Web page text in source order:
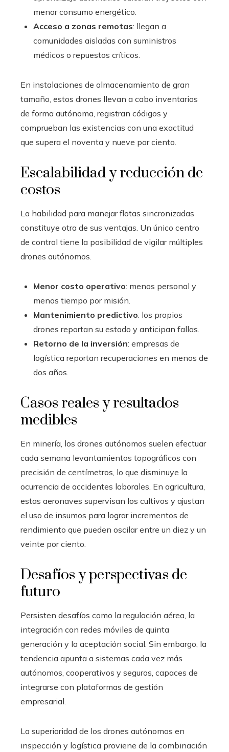
menor consumo energético.
Acceso a zonas remotas: llegan a
comunidades aisladas con suministros
médicos o repuestos críticos.
En instalaciones de almacenamiento de gran
tamaño, estos drones llevan a cabo inventarios
de forma autónoma, registran códigos y
comprueban las existencias con una exactitud
que supera el noventa y nueve por ciento.
Escalabilidad y reducción de
costos
La habilidad para manejar flotas sincronizadas
constituye otra de sus ventajas. Un único centro
de control tiene la posibilidad de vigilar múltiples
drones autónomos.
Menor costo operativo: menos personal y
menos tiempo por misión.
Mantenimiento predictivo: los propios
drones reportan su estado y anticipan fallas.
Retorno de la inversión: empresas de
logística reportan recuperaciones en menos de
dos años.
Casos reales y resultados
medibles
En minería, los drones autónomos suelen efectuar
cada semana levantamientos topográficos con
precisión de centímetros, lo que disminuye la
ocurrencia de accidentes laborales. En agricultura,
estas aeronaves supervisan los cultivos y ajustan
el uso de insumos para lograr incrementos de
rendimiento que pueden oscilar entre un diez y un
veinte por ciento.
Desafíos y perspectivas de
futuro
Persisten desafíos como la regulación aérea, la
integración con redes móviles de quinta
generación y la aceptación social. Sin embargo, la
tendencia apunta a sistemas cada vez más
autónomos, cooperativos y seguros, capaces de
integrarse con plataformas de gestión
empresarial.
La superioridad de los drones autónomos en
inspección y logística proviene de la combinación